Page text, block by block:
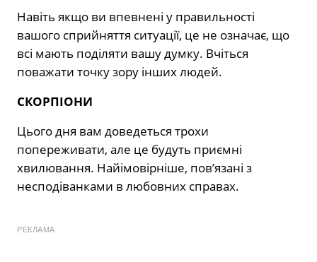
Навіть якщо ви впевнені у правильності
вашого сприйняття ситуації, це не означає, що
всі мають поділяти вашу думку. Вчіться
поважати точку зору інших людей.
СКОРПІОНИ
Цього дня вам доведеться трохи
попереживати, але це будуть приємні
хвилювання. Найімовірніше, пов’язані з
несподіванками в любовних справах.
РЕКЛАМА